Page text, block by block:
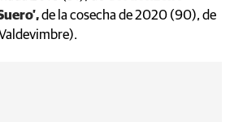
de la cosecha de 2020 (90), de